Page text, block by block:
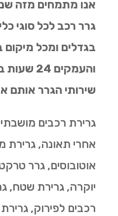
אנו מתמחים מזה
גרר רכב לכל סוגי
בגדלים ומכל מיקום
והעמקים
שירותי הגרר אותם
גרירת רכבים
אחרי תאונה, גרירת
אוטובוסים, גרר
רכבים לפירוק,